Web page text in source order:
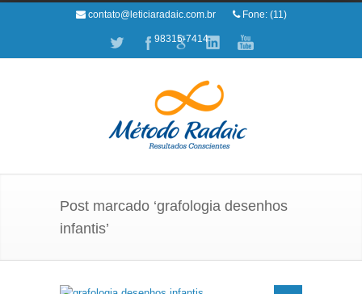
contato@leticiaradaic.com.br Fone: (11)
98315-7414
Post marcado ‘grafologia desenhos
infantis’